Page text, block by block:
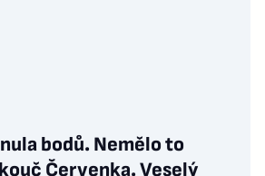
bodů. Nemělo to
Červenka. Veselý